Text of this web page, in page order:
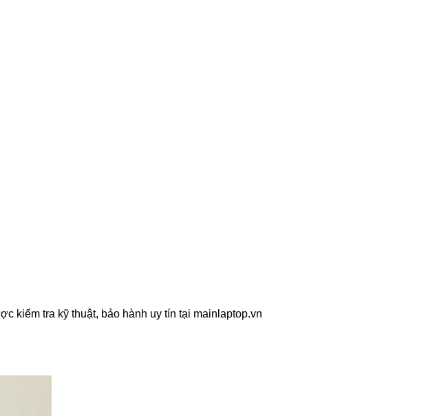
kiểm tra kỹ thuật, bảo hành uy tín tại mainlaptop.vn